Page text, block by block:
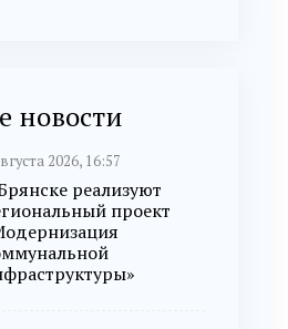
новости
2026, 16:57
реализуют
проект